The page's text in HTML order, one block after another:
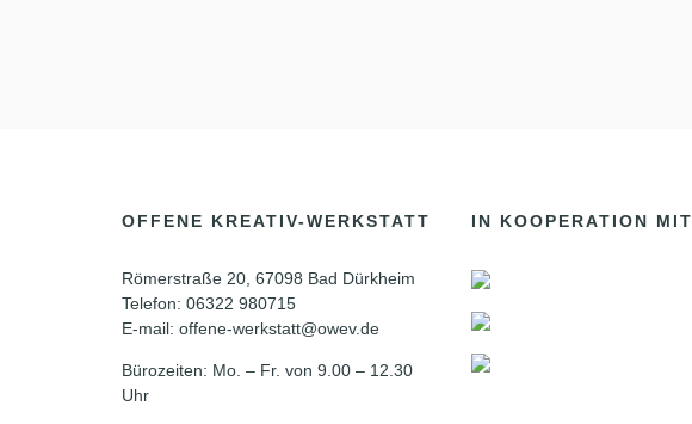
OFFENE KREATIV-WERKSTATT
Römerstraße 20, 67098 Bad Dürkheim
Telefon: 06322 980715
E-mail: offene-werkstatt@owev.de
Bürozeiten: Mo. – Fr. von 9.00 – 12.30
Uhr
IN KOOPERATION MIT